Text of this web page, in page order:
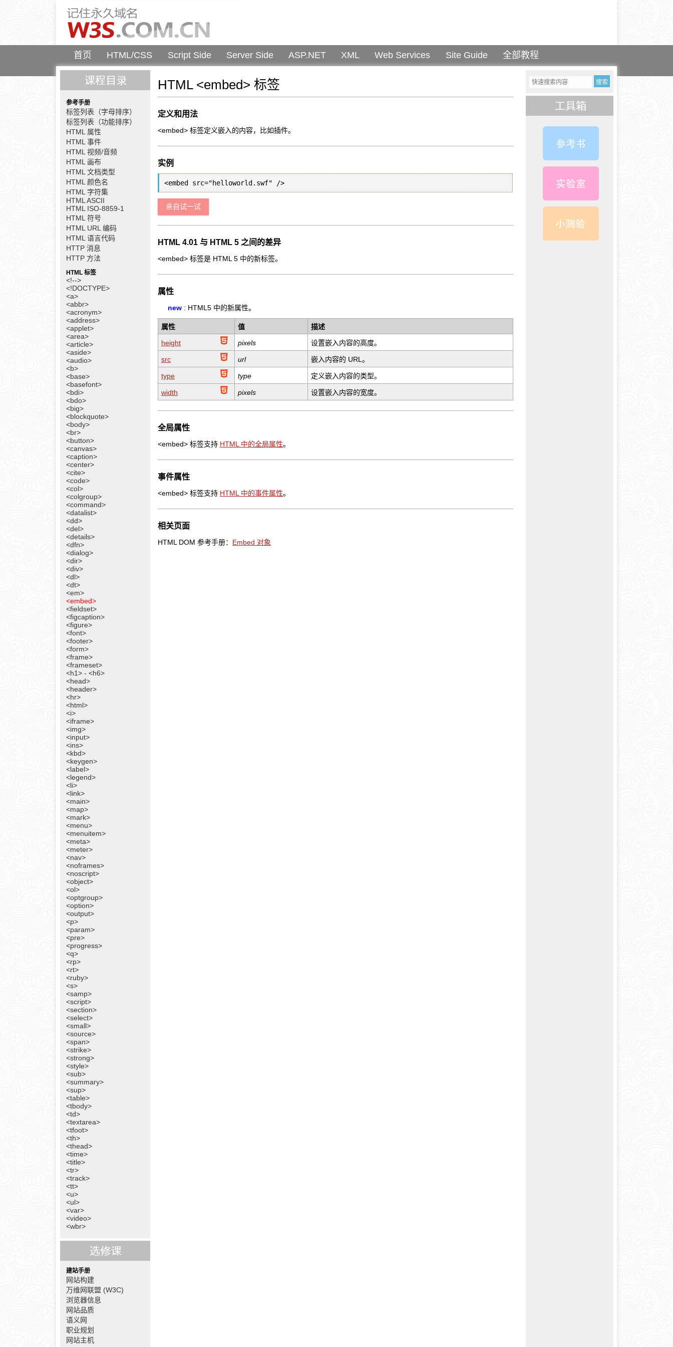
首页 HTML/CSS Script Side Server Side ASP.NET XML Web Services Site Guide 全部教程
参考手册
标签列表（字母排序）
标签列表（功能排序）
HTML 属性
HTML 事件
HTML 视频/音频
HTML 画布
HTML 文档类型
HTML 颜色名
HTML 字符集
HTML ASCII
HTML ISO-8859-1
HTML 符号
HTML URL 编码
HTML 语言代码
HTTP 消息
HTTP 方法
HTML 标签
<!-->
<!DOCTYPE>
<a>
<abbr>
<acronym>
<address>
<applet>
<area>
<article>
<aside>
<audio>
<b>
<base>
<basefont>
<bdi>
<bdo>
<big>
<blockquote>
<body>
<br>
<button>
<canvas>
<caption>
<center>
<cite>
<code>
<col>
<colgroup>
<command>
<datalist>
<dd>
<del>
<details>
<dfn>
<dialog>
<dir>
<div>
<dl>
<dt>
<em>
<embed>
<fieldset>
<figcaption>
<figure>
<font>
<footer>
<form>
<frame>
<frameset>
<h1> - <h6>
<head>
<header>
<hr>
<html>
<i>
<iframe>
<img>
<input>
<ins>
<kbd>
<keygen>
<label>
<legend>
<li>
<link>
<main>
<map>
<mark>
<menu>
<menuitem>
<meta>
<meter>
<nav>
<noframes>
<noscript>
<object>
<ol>
<optgroup>
<option>
<output>
<p>
<param>
<pre>
<progress>
<q>
<rp>
<rt>
<ruby>
<s>
<samp>
<script>
<section>
<select>
<small>
<source>
<span>
<strike>
<strong>
<style>
<sub>
<summary>
<sup>
<table>
<tbody>
<td>
<textarea>
<tfoot>
<th>
<thead>
<time>
<title>
<tr>
<track>
<tt>
<u>
<ul>
<var>
<video>
<wbr>
建站手册
网站构建
万维网联盟 (W3C)
浏览器信息
网站品质
语义网
职业规划
网站主机
HTML <embed> 标签
定义和用法
<embed> 标签定义嵌入的内容，比如插件。
实例
亲自试一试
HTML 4.01 与 HTML 5 之间的差异
<embed> 标签是 HTML 5 中的新标签。
属性
new : HTML5 中的新属性。
属性 值
描述
height
pixels 设置嵌入内容的高度。
src url 嵌入内容的 URL。
type type 定义嵌入内容的类型。
width pixels 设置嵌入内容的宽度。
全局属性
<embed> 标签支持 HTML 中的全局属性。
事件属性
<embed> 标签支持 HTML 中的事件属性。
相关页面
HTML DOM 参考手册： Embed 对象